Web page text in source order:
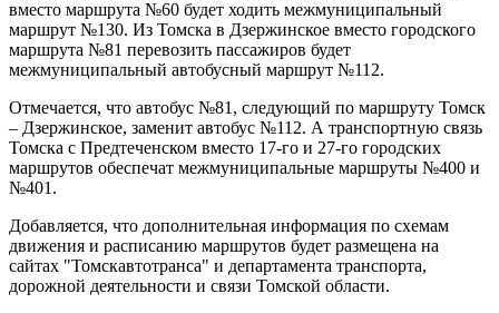
вместо маршрута №60 будет ходить межмуниципальный
маршрут №130. Из Томска в Дзержинское вместо городского
маршрута №81 перевозить пассажиров будет
межмуниципальный автобусный маршрут №112.
Отмечается, что автобус №81, следующий по маршруту Томск
– Дзержинское, заменит автобус №112. А транспортную связь
Томска с Предтеченском вместо 17-го и 27-го городских
маршрутов обеспечат межмуниципальные маршруты №400 и
№401.
Добавляется, что дополнительная информация по схемам
движения и расписанию маршрутов будет размещена на
сайтах "Томскавтотранса" и департамента транспорта,
дорожной деятельности и связи Томской области.